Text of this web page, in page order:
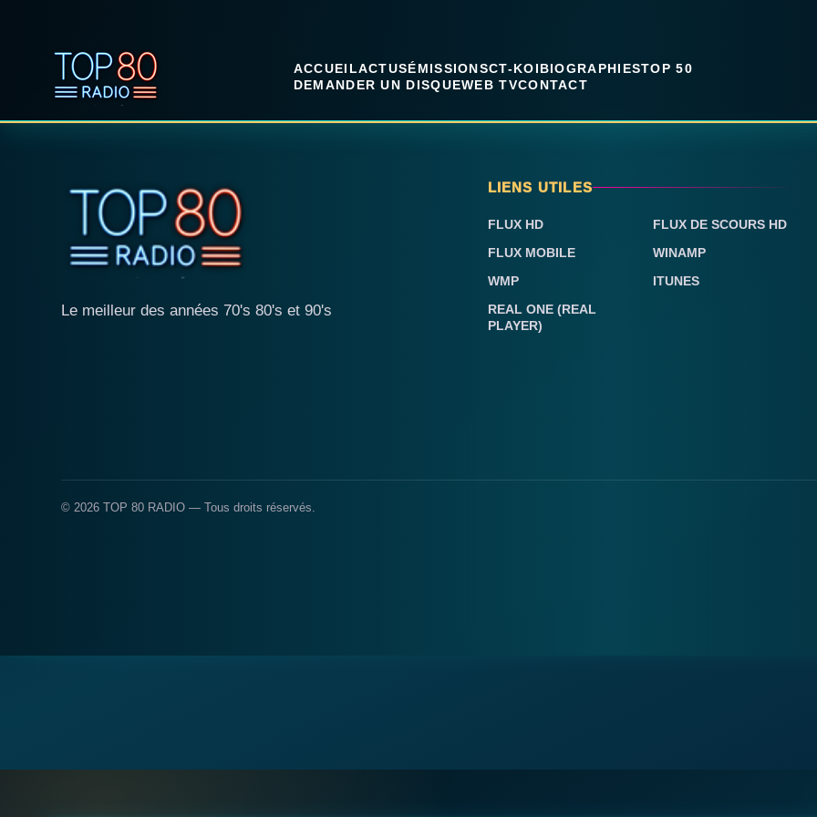
ACCUEILACTUSÉMISSIONSCT-KOIBIOGRAPHIESTOP 50
DEMANDER UN DISQUEWEB TVCONTACT
Le meilleur des années 70's 80's et 90's
LIENS UTILES
FLUX HD
FLUX DE SCOURS HD
FLUX MOBILE
WINAMP
WMP
ITUNES
REAL ONE (REAL
PLAYER)
© 2026 TOP 80 RADIO — Tous droits réservés.